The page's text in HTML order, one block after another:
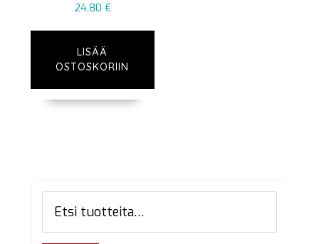
24,80 €
LISÄÄ
OSTOSKORIIN
Ensisijainen
sivupalkki